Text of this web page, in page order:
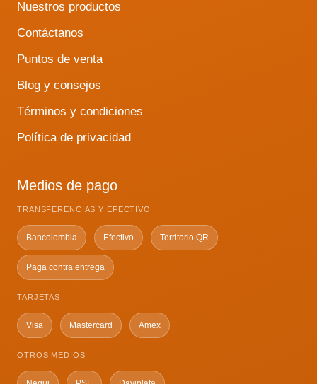
Nuestros productos
Contáctanos
Puntos de venta
Blog y consejos
Términos y condiciones
Política de privacidad
Medios de pago
TRANSFERENCIAS Y EFECTIVO
Bancolombia Efectivo Territorio QR
Paga contra entrega
TARJETAS
Visa Mastercard Amex
OTROS MEDIOS